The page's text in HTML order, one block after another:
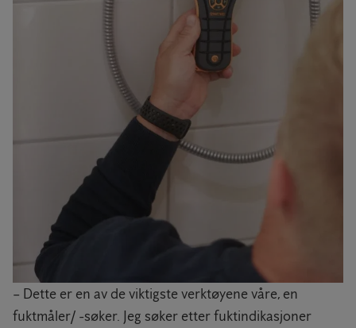
– Dette er en av de viktigste verktøyene våre, en
fuktmåler/ -søker. Jeg søker etter fuktindikasjoner